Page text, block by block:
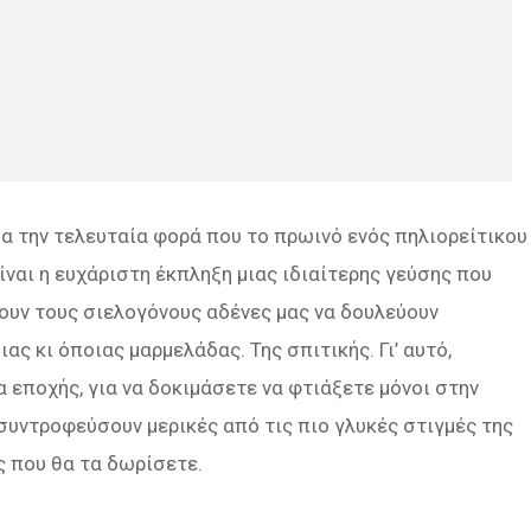
τελευταία φορά που το πρωινό ενός πηλιορείτικου
η ευχάριστη έκπληξη μιας ιδιαίτερης γεύσης που
τους σιελογόνους αδένες μας να δουλεύουν
κι όποιας μαρμελάδας. Της σπιτικής. Γι’ αυτό,
για να δοκιμάσετε να φτιάξετε μόνοι στην
μερικές από τις πιο γλυκές στιγμές της
που θα τα δωρίσετε.